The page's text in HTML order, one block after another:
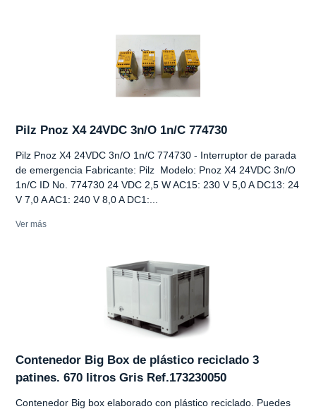
Pilz Pnoz X4 24VDC 3n/O 1n/C 774730
Pilz Pnoz X4 24VDC 3n/O 1n/C 774730 - Interruptor de parada
de emergencia Fabricante: Pilz Modelo: Pnoz X4 24VDC 3n/O
1n/C ID No. 774730 24 VDC 2,5 W AC15: 230 V 5,0 A DC13: 24
V 7,0 A AC1: 240 V 8,0 A DC1:...
Ver más
Contenedor Big Box de plástico reciclado 3
patines. 670 litros Gris Ref.173230050
Contenedor Big box elaborado con plástico reciclado. Puedes